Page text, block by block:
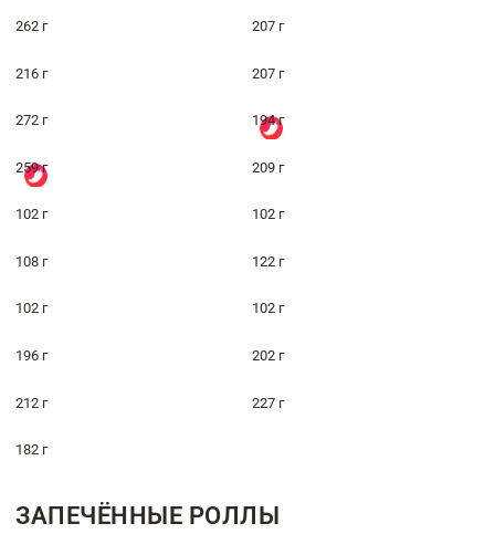
262 г 207 г
216 г 207 г
272 г 194 г
259 г 209 г
102 г 102 г
108 г 122 г
102 г 102 г
196 г 202 г
212 г 227 г
182 г
ЗАПЕЧЁННЫЕ РОЛЛЫ